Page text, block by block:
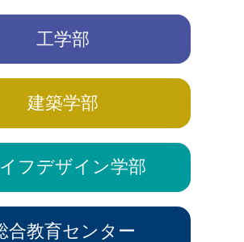
工学部
建築学部
フデザイン学部
合教育センター